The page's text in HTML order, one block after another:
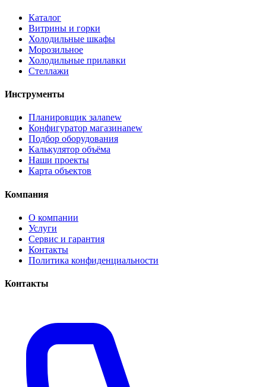
Каталог
Витрины и горки
Холодильные шкафы
Морозильное
Холодильные прилавки
Стеллажи
Инструменты
Планировщик залаnew
Конфигуратор магазинаnew
Подбор оборудования
Калькулятор объёма
Наши проекты
Карта объектов
Компания
О компании
Услуги
Сервис и гарантия
Контакты
Политика конфиденциальности
Контакты